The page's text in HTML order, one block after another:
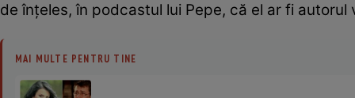
de înțeles, în podcastul lui Pepe, că el ar fi autorul
MAI MULTE PENTRU TINE